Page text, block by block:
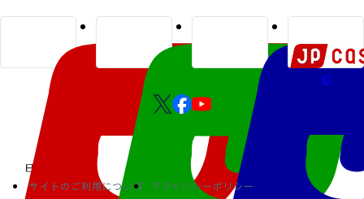
サイトのご利用について
プライバシーポリシー